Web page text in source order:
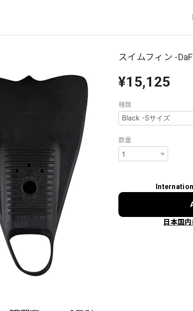
スイムフィン -
¥15,125
種類
数量
日本国